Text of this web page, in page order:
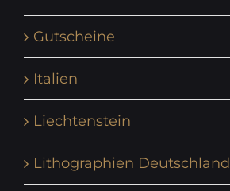
Gutscheine
Italien
Liechtenstein
Lithographien Deutschland